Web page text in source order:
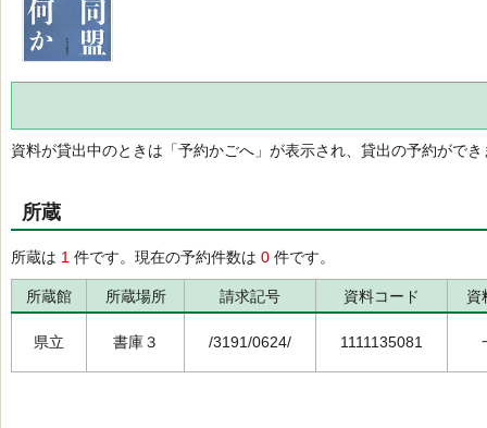
資料が貸出中のときは「予約かごへ」が表示され、貸出の予約ができ
所蔵
所蔵は 1 件です。現在の予約件数は 0 件です。
所蔵館 所蔵場所 請求記号 資料コード 資
県立 書庫３ /3191/0624/ 1111135081